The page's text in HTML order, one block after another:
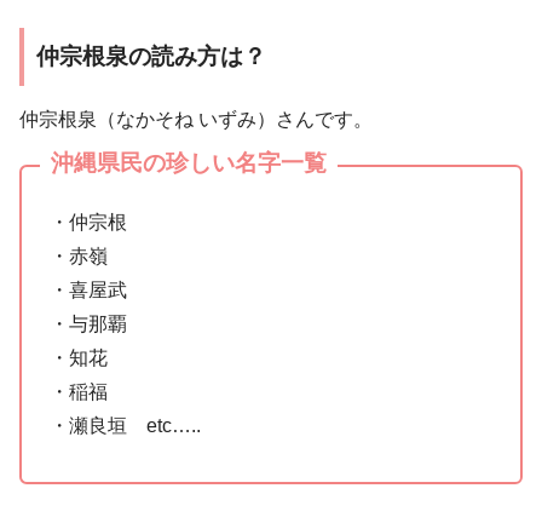
仲宗根泉の読み方は？
仲宗根泉（なかそね いずみ）さんです。
沖縄県民の珍しい名字一覧
・仲宗根
・赤嶺
・喜屋武
・与那覇
・知花
・稲福
・瀬良垣 etc…..